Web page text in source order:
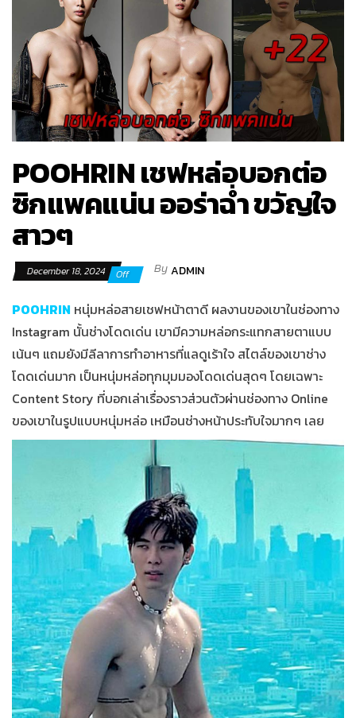
o
n
POOHRIN เชฟหล่อบอกต่อ
ซิกแพคแน่น ออร่าฉ่ำ ขวัญใจ
สาวๆ
December 18, 2024 Off ByADMIN
POOHRIN หนุ่มหล่อสายเชฟหน้าตาดี ผลงานของเขาในช่องทาง
Instagram นั้นช่างโดดเด่น เขามีความหล่อกระแทกสายตาแบบ
เน้นๆ แถมยังมีลีลาการทำอาหารที่แลดูเร้าใจ สไตล์ของเขาช่าง
โดดเด่นมาก เป็นหนุ่มหล่อทุกมุมมองโดดเด่นสุดๆ โดยเฉพาะ
Content Story ที่บอกเล่าเรื่องราวส่วนตัวผ่านช่องทาง Online
ของเขาในรูปแบบหนุ่มหล่อ เหมือนช่างหน้าประทับใจมากๆ เลย